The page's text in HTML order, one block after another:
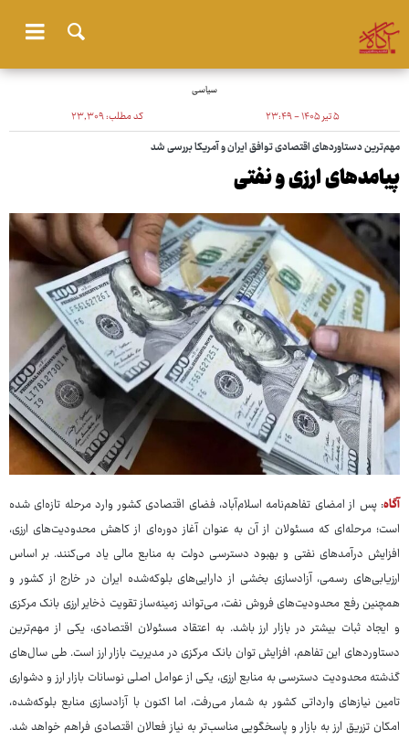
سیاسی
۵ تیر ۱۴۰۵ - ۲۳:۴۹ کد مطلب:۲۳٬۳۰۹
مهم‌ترین دستاوردهای اقتصادی توافق ایران و آمریکا بررسی شد
پیامدهای ارزی و نفتی
آگاه: پس از امضای تفاهم‌نامه اسلام‌آباد، فضای اقتصادی کشور وارد مرحله تازه‌ای شده
است؛ مرحله‌ای که مسئولان از آن به عنوان آغاز دوره‌ای از کاهش محدودیت‌های ارزی،
افزایش درآمدهای نفتی و بهبود دسترسی دولت به منابع مالی یاد می‌کنند. بر اساس
ارزیابی‌های رسمی، آزادسازی بخشی از دارایی‌های بلوکه‌شده ایران در خارج از کشور و
همچنین رفع محدودیت‌های فروش نفت، می‌تواند زمینه‌ساز تقویت ذخایر ارزی بانک مرکزی
و ایجاد ثبات بیشتر در بازار ارز باشد. به اعتقاد مسئولان اقتصادی، یکی از مهم‌ترین
دستاوردهای این تفاهم، افزایش توان بانک مرکزی در مدیریت بازار ارز است. طی سال‌های
گذشته محدودیت دسترسی به منابع ارزی، یکی از عوامل اصلی نوسانات بازار ارز و دشواری
تامین نیازهای وارداتی کشور به شمار می‌رفت، اما اکنون با آزادسازی منابع بلوکه‌شده،
امکان تزریق ارز به بازار و پاسخگویی مناسب‌تر به نیاز فعالان اقتصادی فراهم خواهد شد.